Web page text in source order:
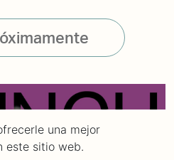
una mejor
este sitio web.